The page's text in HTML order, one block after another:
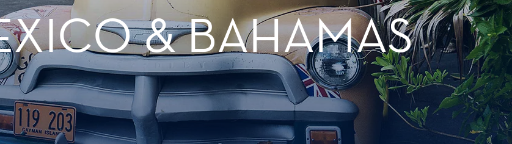
& BAHAMAS